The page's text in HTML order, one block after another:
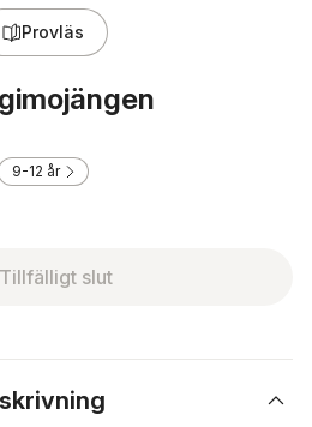
Provläs
9-12 år
slut